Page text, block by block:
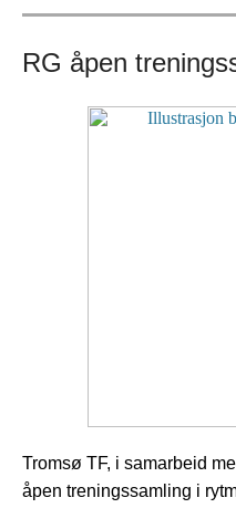
RG åpen
Tromsø TF, i samarbeid
åpen treningssamling i